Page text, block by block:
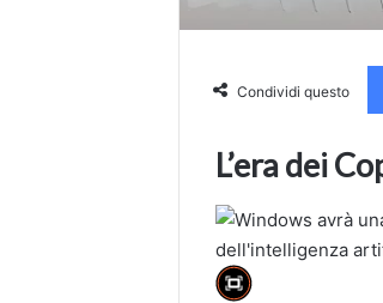
Condividi questo
L’era dei